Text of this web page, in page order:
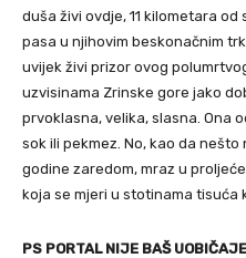
duša živi ovdje, 11 kilometara
pasa u njihovim beskonačnim
uvijek živi prizor ovog
uzvisinama Zrinske gore jako
prvoklasna, velika, slasna. Ona
sok ili pekmez. No, kao da nešto
godine zaredom, mraz u
koja se mjeri u stotinama tisuća
PS PORTAL NIJE BAŠ